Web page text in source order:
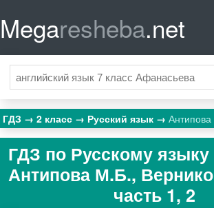
Megaresheba.net
ГДЗ 2 класс Русский язык Антипова
ГДЗ по Русскому языку
Антипова М.Б.,
часть 1, 2